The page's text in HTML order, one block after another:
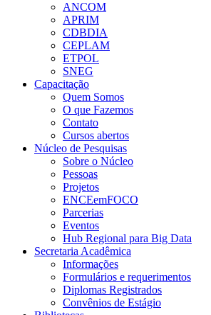
ANCOM
APRIM
CDBDIA
CEPLAM
ETPOL
SNEG
Capacitação
Quem Somos
O que Fazemos
Contato
Cursos abertos
Núcleo de Pesquisas
Sobre o Núcleo
Pessoas
Projetos
ENCEemFOCO
Parcerias
Eventos
Hub Regional para Big Data
Secretaria Acadêmica
Informações
Formulários e requerimentos
Diplomas Registrados
Convênios de Estágio